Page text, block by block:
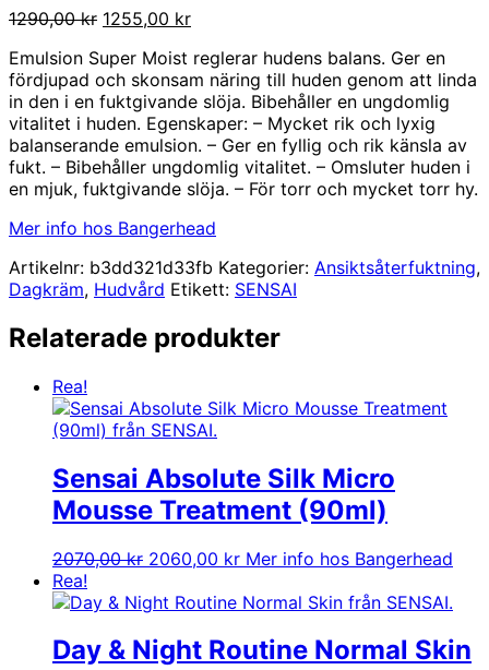
1290,00kr Det
priset
var:
1290,00 kr.
1255,00 krDet
priset
är:
1255,00 kr.
Emulsion Super Moist reglerar hudens balans. Ger en
fördjupad och skonsam näring till huden genom att linda
in den i en fuktgivande slöja. Bibehåller en ungdomlig
vitalitet i huden. Egenskaper: – Mycket rik och lyxig
balanserande emulsion. – Ger en fyllig och rik känsla av
fukt. – Bibehåller ungdomlig vitalitet. – Omsluter huden i
en mjuk, fuktgivande slöja. – För torr och mycket torr hy.
Mer info hos Bangerhead
Artikelnr: b3dd321d33fb Kategorier: Ansiktsåterfuktning,
Dagkräm, Hudvård Etikett: SENSAI
Relaterade produkter
Rea!
Sensai Absolute Silk Micro
Mousse Treatment (90ml)
2070,00kr Det
priset
2070,00 kr.
2060,00 krDet
priset
2060,00 kr.
Mer info hos Bangerhead
Rea!
Day & Night Routine Normal Skin